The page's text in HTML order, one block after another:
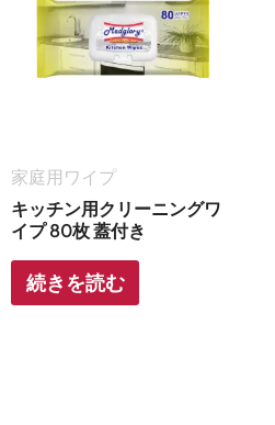
家庭用ワイプ
キッチン用クリーニングワ
イプ 80枚 蓋付き
続きを読む